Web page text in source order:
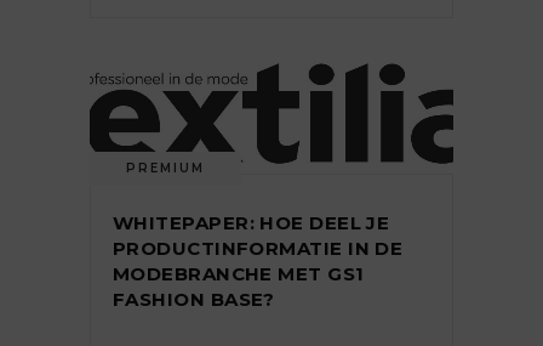
PREMIUM
WHITEPAPER: HOE DEEL JE
PRODUCTINFORMATIE IN DE
MODEBRANCHE MET GS1
FASHION BASE?